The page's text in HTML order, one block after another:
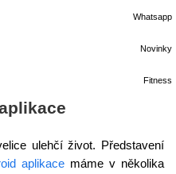
Whatsapp
Novinky
Fitness
ulehčí život. Představení
aplikacemáme v několika